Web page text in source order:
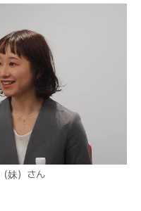
妹）さん